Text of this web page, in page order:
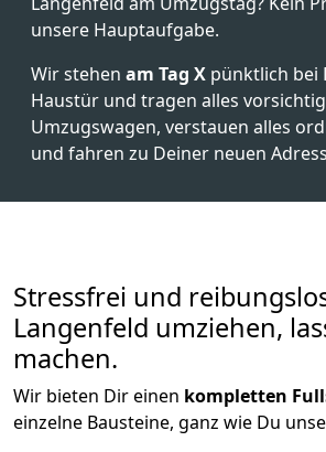
unsere Hauptaufgabe.
Wir stehen am Tag X pünktlich bei
Haustür und tragen alles
Umzugswagen, verstauen alles
und fahren zu Deiner neuen
Stressfrei und
Langenfeld umziehen,
machen.
Wir bieten Dir einen kompletten
einzelne Bausteine, ganz wie Du